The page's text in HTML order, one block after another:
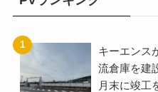
キーエンス
流倉庫を建
月末に竣工